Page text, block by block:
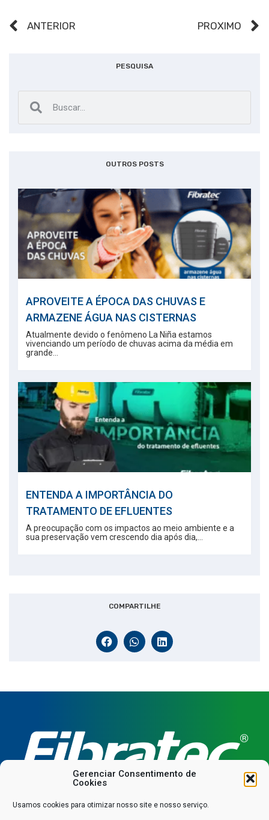
Gerenciar Consentimento de
Cookies
Usamos cookies para otimizar nosso site e nosso serviço.
ANTERIOR PRÓXIMO
PESQUISA
OUTROS POSTS
APROVEITE A ÉPOCA DAS CHUVAS E
ARMAZENE ÁGUA NAS CISTERNAS
Atualmente devido o fenômeno La Niña estamos
vivenciando um período de chuvas acima da média em
grande...
ENTENDA A IMPORTÂNCIA DO
TRATAMENTO DE EFLUENTES
A preocupação com os impactos ao meio ambiente e a
sua preservação vem crescendo dia após dia,...
COMPARTILHE